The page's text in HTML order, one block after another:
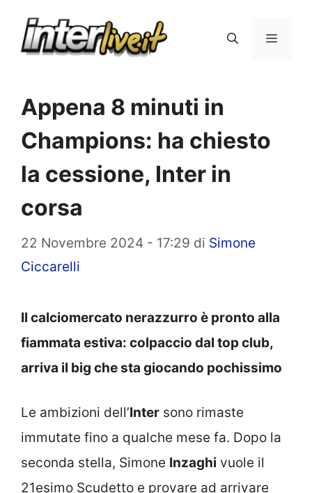
Menu
Appena 8 minuti in
Champions: ha chiesto
la cessione, Inter in
corsa
22 Novembre 2024 - 17:29 di Simone
Ciccarelli
Il calciomercato nerazzurro è pronto alla
fiammata estiva: colpaccio dal top club,
arriva il big che sta giocando pochissimo
Le ambizioni dell’Inter sono rimaste
immutate fino a qualche mese fa. Dopo la
seconda stella, Simone Inzaghi vuole il
21esimo Scudetto e provare ad arrivare